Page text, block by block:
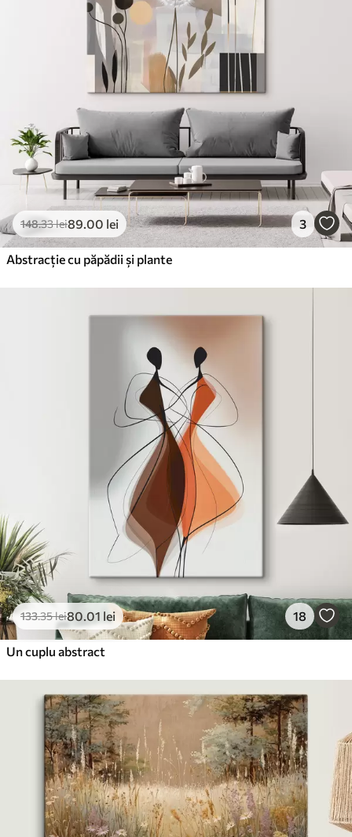
148.33lei89.00 lei 3
Abstracție cu păpădii și plante
133.35lei80.01 lei 18
Un cuplu abstract